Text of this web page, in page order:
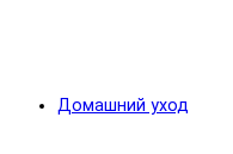
Домашний уход